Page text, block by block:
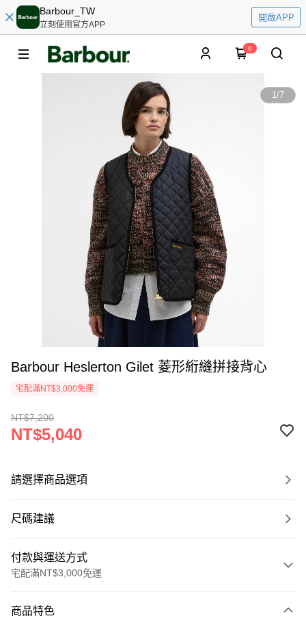
Barbour_TW
立刻使用官方APP
開啟APP
0
1/7
Barbour Heslerton Gilet 菱形絎縫拼接背心
宅配滿NT$3,000免運
NT$7,200
NT$5,040
請選擇商品選項
尺碼建議
付款與運送方式
宅配滿NT$3,000免運
信用卡一次付款
商品特色